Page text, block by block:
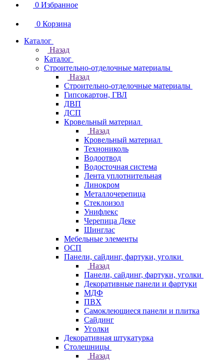
0 Избранное
0 Корзина
Каталог
Назад
Каталог
Строительно-отделочные материалы
Назад
Строительно-отделочные материалы
Гипсокартон, ГВЛ
ДВП
ДСП
Кровельный материал
Назад
Кровельный материал
Технониколь
Водоотвод
Водосточная система
Лента уплотнительная
Линокром
Металлочерепица
Стеклоизол
Унифлекс
Черепица Деке
Шинглас
Мебельные элементы
ОСП
Панели, сайдинг, фартуки, уголки
Назад
Панели, сайдинг, фартуки, уголки
Декоративные панели и фартуки
МДФ
ПВХ
Самоклеющиеся панели и плитка
Сайдинг
Уголки
Декоративная штукатурка
Столешницы
Назад